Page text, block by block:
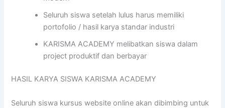
Seluruh siswa setelah lulus harus memiliki
portofolio / hasil karya standar industri
KARISMA ACADEMY melibatkan siswa dalam
project produktif dan berbayar
HASIL KARYA SISWA KARISMA ACADEMY
Seluruh siswa kursus website online akan dibimbing untuk